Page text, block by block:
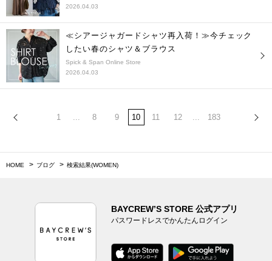
2026.04.03
≪シアージャガードシャツ再入荷！≫今チェック
したい春のシャツ＆ブラウス
Spick & Span Online Store
2026.04.03
1 ... 8 9 10 11 12 ... 183
HOME ブログ 検索結果(WOMEN)
BAYCREW’S STORE 公式アプリ
パスワードレスでかんたんログイン